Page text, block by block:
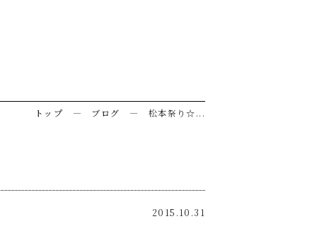
トップ ― ブログ ― 松本祭り☆...
2015.10.31